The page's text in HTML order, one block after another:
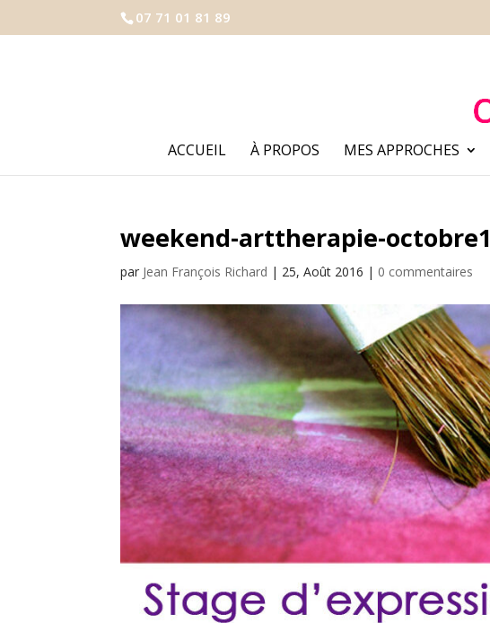
07 71 01 81 89
ACCUEIL À PROPOS MES APPROCHES
weekend-arttherapie-octobre1
par Jean François Richard | 25, Août 2016 | 0 commentaires